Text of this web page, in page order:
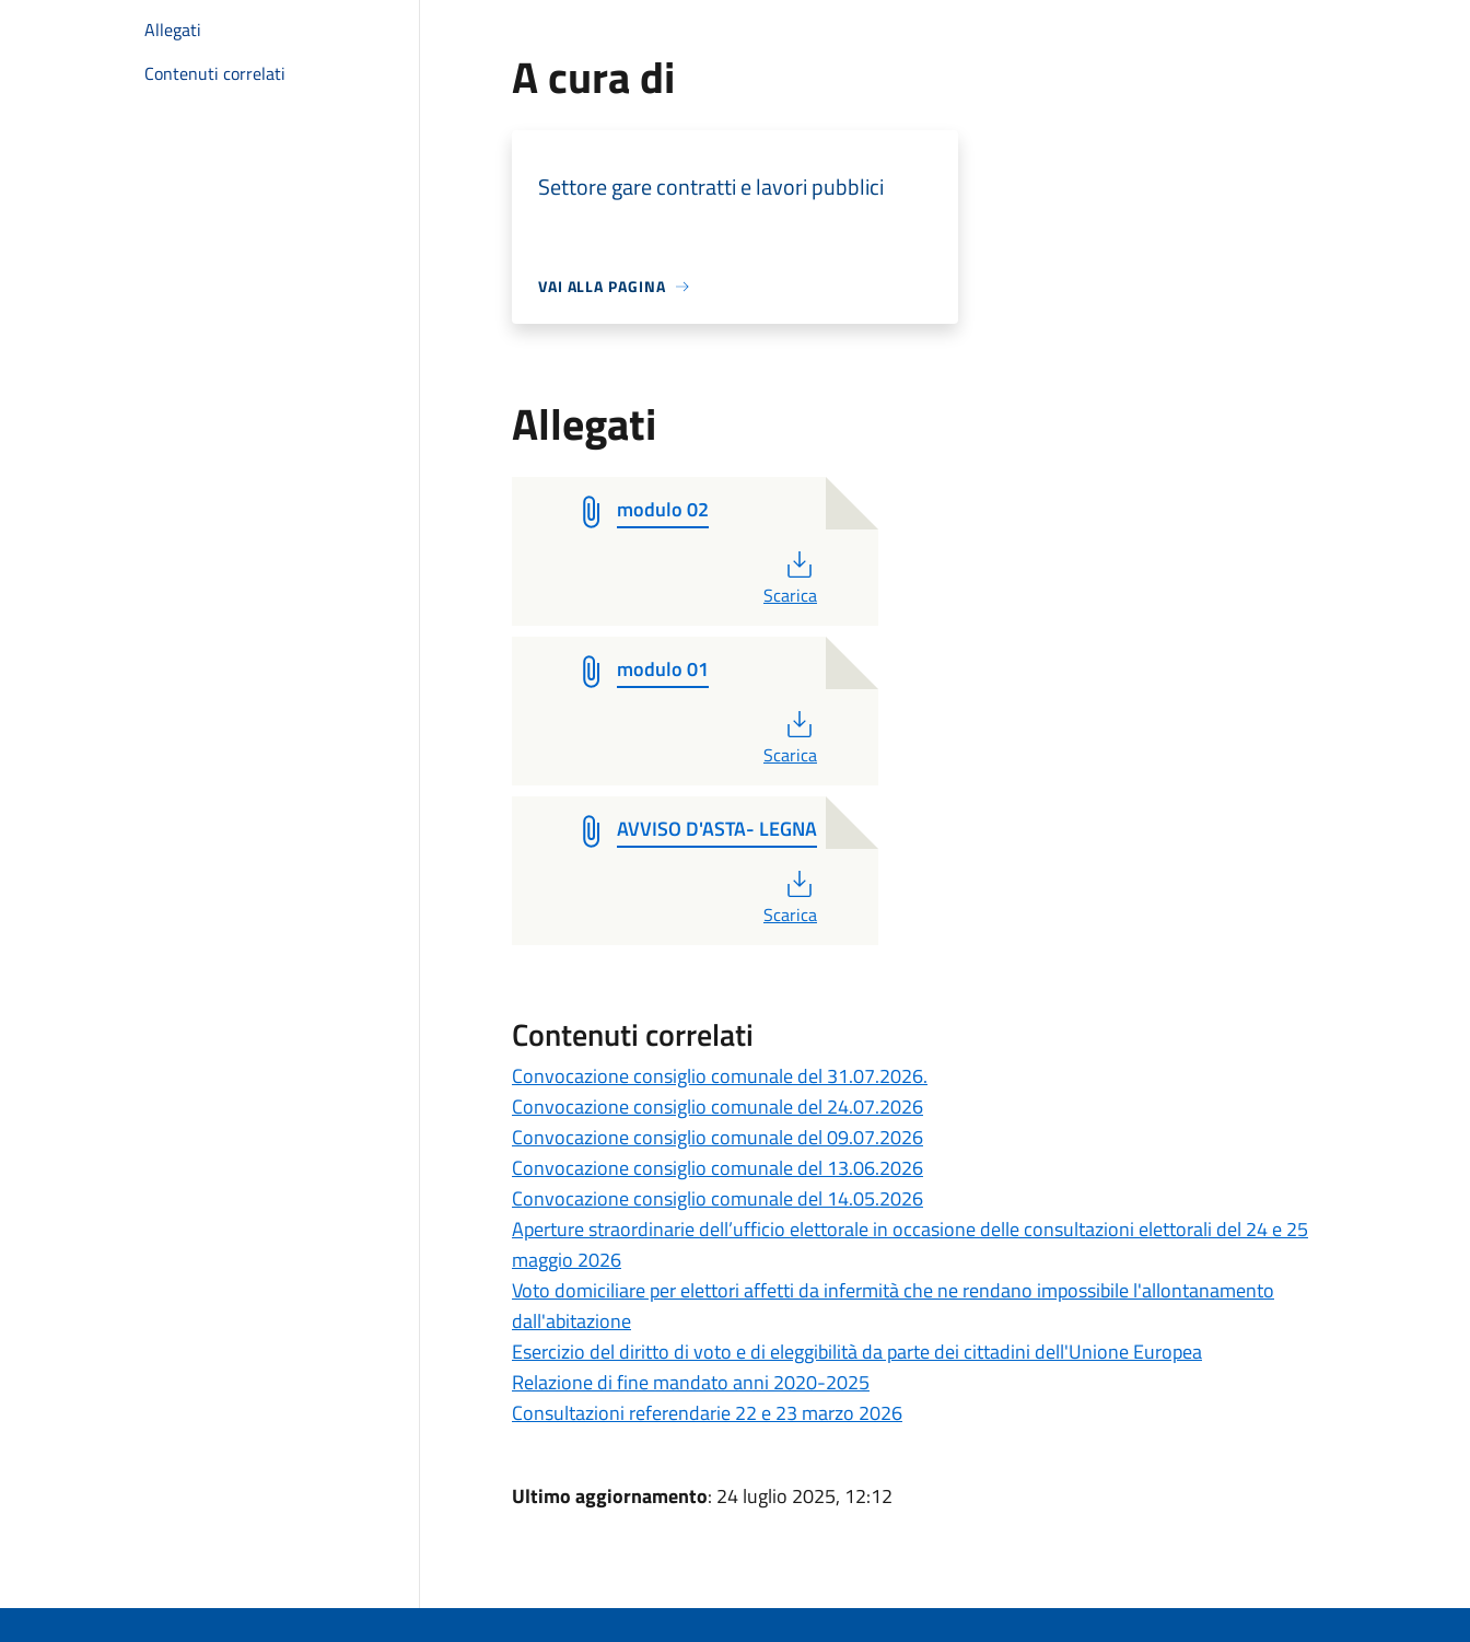
Allegati
Contenuti correlati
A cura di
Settore gare contratti e lavori pubblici
VAI ALLA PAGINA
Allegati
modulo 02
Scarica
modulo 01
Scarica
AVVISO D'ASTA- LEGNA
Scarica
Contenuti correlati
Convocazione consiglio comunale del 31.07.2026.
Convocazione consiglio comunale del 24.07.2026
Convocazione consiglio comunale del 09.07.2026
Convocazione consiglio comunale del 13.06.2026
Convocazione consiglio comunale del 14.05.2026
Aperture straordinarie dell’ufficio elettorale in occasione delle consultazioni elettorali del 24 e 25
maggio 2026
Voto domiciliare per elettori affetti da infermità che ne rendano impossibile l'allontanamento
dall'abitazione
Esercizio del diritto di voto e di eleggibilità da parte dei cittadini dell'Unione Europea
Relazione di fine mandato anni 2020-2025
Consultazioni referendarie 22 e 23 marzo 2026
Ultimo aggiornamento: 24 luglio 2025, 12:12